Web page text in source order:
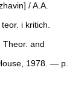
/ A.A.
i kritich.
Theor. and
1978. — p.